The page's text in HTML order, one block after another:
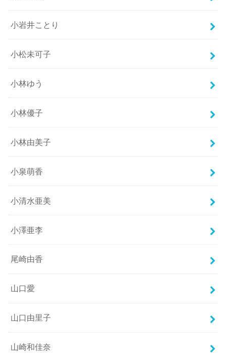
小岩井ことり
小松未可子
小林ゆう
小林優子
小林由美子
小泉萌香
小清水亜美
小澤亜李
尾崎由香
山口愛
山口由里子
山崎和佳奈